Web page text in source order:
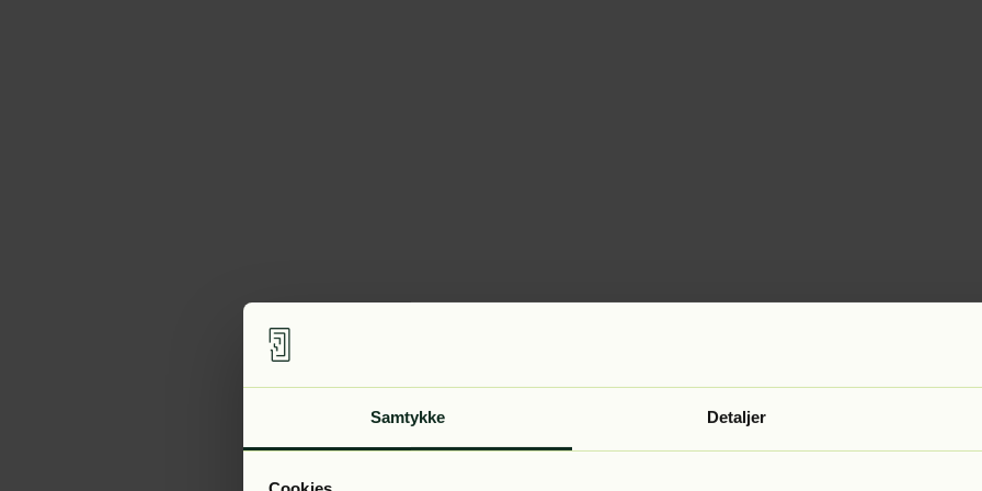
Samtykke Detaljer